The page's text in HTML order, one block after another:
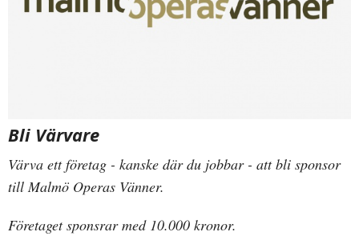
Bli Värvare
Värva ett företag - kanske där du jobbar - att bli sponsor
till Malmö Operas Vänner.
Företaget sponsrar med 10.000 kronor.